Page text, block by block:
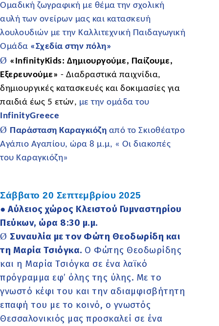
Ομαδική ζωγραφική με θέμα την σχολική
αυλή των ονείρων μας και κατασκευή
λουλουδιών με την Καλλιτεχνική Παιδαγωγική
Ομάδα «Σχεδία στην πόλη»
Ø «InfinityKids: Δημιουργούμε, Παίζουμε,
Εξερευνούμε» - Διαδραστικά παιχνίδια,
δημιουργικές κατασκευές και δοκιμασίες για
παιδιά έως 5 ετών, με την oμάδα του
InfinityGreece
Ø Παράσταση Καραγκιόζη από το Σκιοθέατρο
Αγάπιο Αγαπίου, ώρα 8 μ.μ, « Οι διακοπές
του Καραγκιόζη»
Σάββατο 20 Σεπτεμβρίου 2025
● Αύλειος χώρος Κλειστού Γυμναστηρίου
Πεύκων, ώρα 8:30 μ.μ.
Ø Συναυλία με τον Φώτη Θεοδωρίδη και
τη Μαρία Τσιόγκα. Ο Φώτης Θεοδωρίδης
και η Μαρία Τσιόγκα σε ένα λαϊκό
πρόγραμμα εφ’ όλης της ύλης. Με το
γνωστό κέφι του και την αδιαμφισβήτητη
επαφή του με το κοινό, ο γνωστός
Θεσσαλονικιός μας προσκαλεί σε ένα